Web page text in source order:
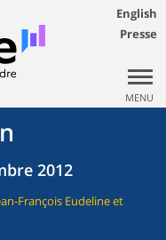
English
Presse
MENU
2012
François Eudeline et